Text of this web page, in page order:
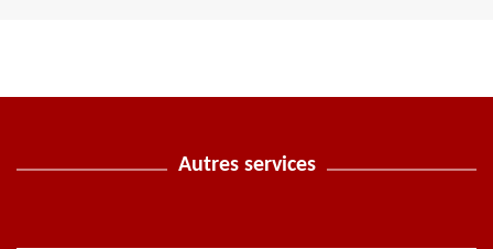
Autres services